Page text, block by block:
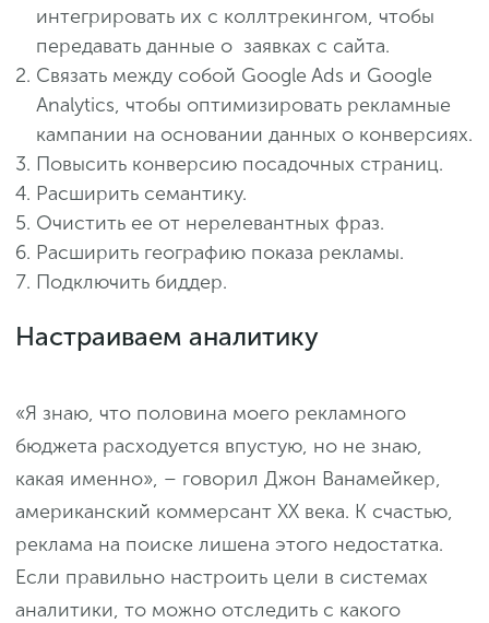
интегрировать их с коллтрекингом, чтобы
передавать данные о заявках с сайта.
Связать между собой Google Ads и Google
Analytics, чтобы оптимизировать рекламные
кампании на основании данных о конверсиях.
Повысить конверсию посадочных страниц.
Расширить семантику.
Очистить ее от нерелевантных фраз.
Расширить географию показа рекламы.
Подключить биддер.
Настраиваем аналитику
«Я знаю, что половина моего рекламного
бюджета расходуется впустую, но не знаю,
какая именно», – говорил Джон Ванамейкер,
американский коммерсант ХХ века. К счастью,
реклама на поиске лишена этого недостатка.
Если правильно настроить цели в системах
аналитики, то можно отследить с какого